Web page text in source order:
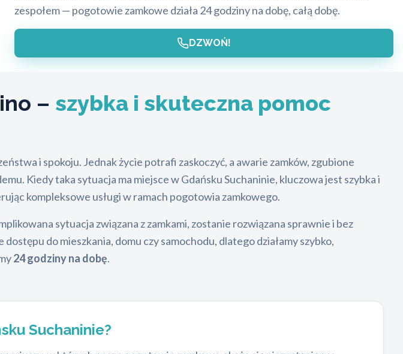
zespołem — pogotowie zamkowe działa 24 godziny na dobę, całą dobę.
DZWOŃ!
– szybka i skuteczna pomoc
i spokoju. Jednak życie potrafi zaskoczyć, a awarie zamków, zgubione
Kiedy taka sytuacja ma miejsce w Gdańsku Suchaninie, kluczowa jest szybka i
kompleksowe usługi w ramach pogotowia zamkowego.
sytuacja związana z zamkami, zostanie rozwiązana sprawnie i bez
do mieszkania, domu czy samochodu, dlatego działamy szybko,
24 godziny na dobę.
Suchaninie?